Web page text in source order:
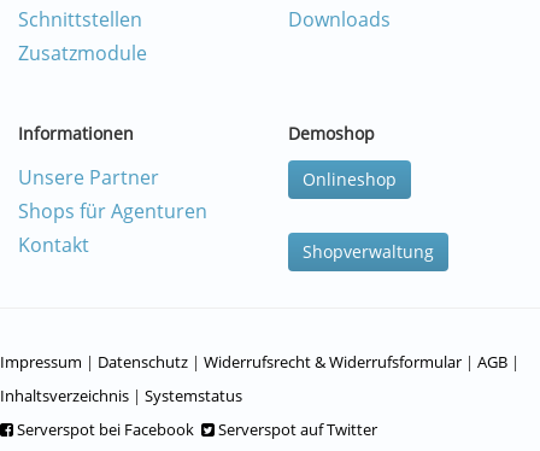
Schnittstellen
Zusatzmodule
Downloads
Informationen
Unsere Partner
Shops für Agenturen
Kontakt
Demoshop
Onlineshop
Shopverwaltung
Impressum | Datenschutz | Widerrufsrecht & Widerrufsformular | AGB |
Inhaltsverzeichnis | Systemstatus
Serverspot bei Facebook
Serverspot auf Twitter